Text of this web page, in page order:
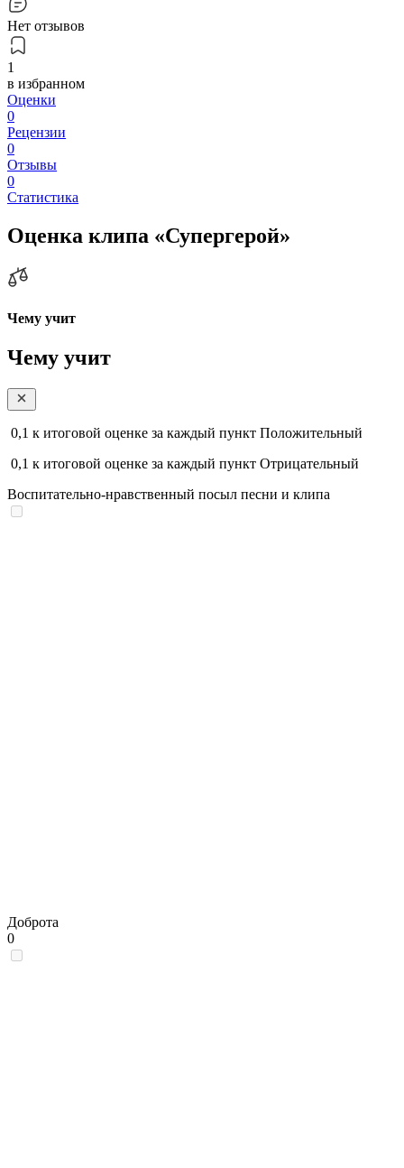
Нет отзывов
1
в избранном
Оценки
0
Рецензии
0
Отзывы
0
Статистика
Оценка клипа «Супергерой»
Чему учит
Чему учит
0,1 к итоговой оценке за каждый пункт Положительный
0,1 к итоговой оценке за каждый пункт Отрицательный
Воспитательно-нравственный посыл песни и клипа
Доброта
0